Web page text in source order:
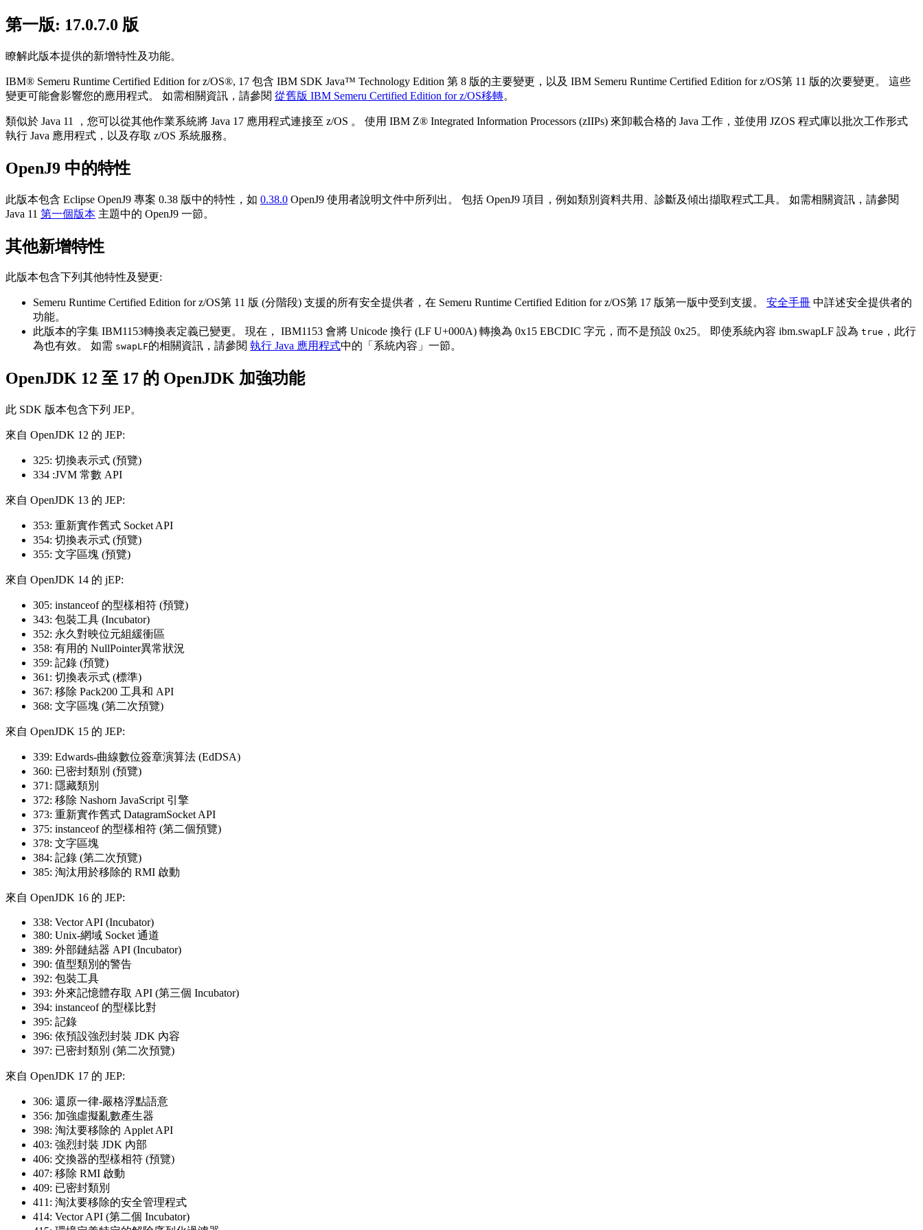
第一版: 17.0.7.0 版
瞭解此版本提供的新增特性及功能。
IBM® Semeru Runtime Certified Edition for z/OS®, 17 包含 IBM SDK Java™ Technology Edition 第 8 版的主要變更，以及 IBM Semeru Runtime Certified Edition for z/OS第 11 版的次要變更。 這些
變更可能會影響您的應用程式。 如需相關資訊，請參閱 從舊版 IBM Semeru Certified Edition for z/OS移轉。
類似於 Java 11 ，您可以從其他作業系統將 Java 17 應用程式連接至 z/OS 。 使用 IBM Z® Integrated Information Processors (zIIPs) 來卸載合格的 Java 工作，並使用 JZOS 程式庫以批次工作形式
執行 Java 應用程式，以及存取 z/OS 系統服務。
OpenJ9 中的特性
此版本包含 Eclipse OpenJ9 專案 0.38 版中的特性，如 0.38.0 OpenJ9 使用者說明文件中所列出。 包括 OpenJ9 項目，例如類別資料共用、診斷及傾出擷取程式工具。 如需相關資訊，請參閱
Java 11 第一個版本 主題中的 OpenJ9 一節。
其他新增特性
此版本包含下列其他特性及變更:
Semeru Runtime Certified Edition for z/OS第 11 版 (分階段) 支援的所有安全提供者，在 Semeru Runtime Certified Edition for z/OS第 17 版第一版中受到支援。 安全手冊 中詳述安全提供者的
功能。
此版本的字集 IBM1153轉換表定義已變更。 現在， IBM1153 會將 Unicode 換行 (LF U+000A) 轉換為 0x15 EBCDIC 字元，而不是預設 0x25。 即使系統內容 ibm.swapLF 設為 true ，此行
為也有效。 如需 swapLF的相關資訊，請參閱 執行 Java 應用程式中的「系統內容」一節。
OpenJDK 12 至 17 的 OpenJDK 加強功能
此 SDK 版本包含下列 JEP。
來自 OpenJDK 12 的 JEP:
325: 切換表示式 (預覽)
334 :JVM 常數 API
來自 OpenJDK 13 的 JEP:
353: 重新實作舊式 Socket API
354: 切換表示式 (預覽)
355: 文字區塊 (預覽)
來自 OpenJDK 14 的 jEP:
305: instanceof 的型樣相符 (預覽)
343: 包裝工具 (Incubator)
352: 永久對映位元組緩衝區
358: 有用的 NullPointer異常狀況
359: 記錄 (預覽)
361: 切換表示式 (標準)
367: 移除 Pack200 工具和 API
368: 文字區塊 (第二次預覽)
來自 OpenJDK 15 的 JEP:
339: Edwards-曲線數位簽章演算法 (EdDSA)
360: 已密封類別 (預覽)
371: 隱藏類別
372: 移除 Nashorn JavaScript 引擎
373: 重新實作舊式 DatagramSocket API
375: instanceof 的型樣相符 (第二個預覽)
378: 文字區塊
384: 記錄 (第二次預覽)
385: 淘汰用於移除的 RMI 啟動
來自 OpenJDK 16 的 JEP:
338: Vector API (Incubator)
380: Unix-網域 Socket 通道
389: 外部鏈結器 API (Incubator)
390: 值型類別的警告
392: 包裝工具
393: 外來記憶體存取 API (第三個 Incubator)
394: instanceof 的型樣比對
395: 記錄
396: 依預設強烈封裝 JDK 內容
397: 已密封類別 (第二次預覽)
來自 OpenJDK 17 的 JEP:
306: 還原一律-嚴格浮點語意
356: 加強虛擬亂數產生器
398: 淘汰要移除的 Applet API
403: 強烈封裝 JDK 內部
406: 交換器的型樣相符 (預覽)
407: 移除 RMI 啟動
409: 已密封類別
411: 淘汰要移除的安全管理程式
414: Vector API (第二個 Incubator)